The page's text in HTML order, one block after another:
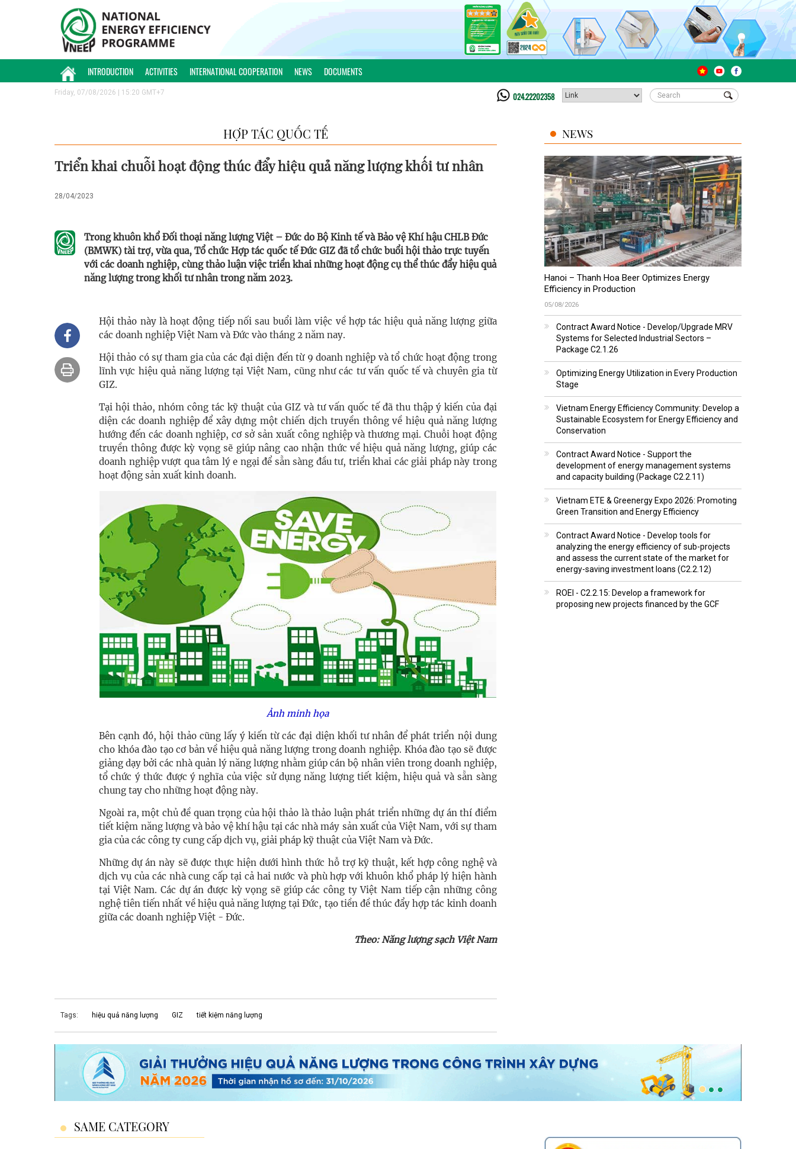
INTRODUCTION ACTIVITIES INTERNATIONAL COOPERATION NEWS DOCUMENTS
Friday, 07/08/2026 | 15:20 GMT+7 024.22202358
HỢP TÁC QUỐC TẾ
Triển khai chuỗi hoạt động thúc đẩy hiệu quả năng lượng khối tư nhân
28/04/2023
Trong khuôn khổ Đối thoại năng lượng Việt – Đức do Bộ Kinh tế và Bảo vệ Khí hậu CHLB Đức
(BMWK) tài trợ, vừa qua, Tổ chức Hợp tác quốc tế Đức GIZ đã tổ chức buổi hội thảo trực tuyến
với các doanh nghiệp, cùng thảo luận việc triển khai những hoạt động cụ thể thúc đẩy hiệu quả
năng lượng trong khối tư nhân trong năm 2023.
​Hội thảo này là hoạt động tiếp nối sau buổi làm việc về hợp tác hiệu quả năng lượng giữa
các doanh nghiệp Việt Nam và Đức vào tháng 2 năm nay.
Hội thảo có sự tham gia của các đại diện đến từ 9 doanh nghiệp và tổ chức hoạt động trong
lĩnh vực hiệu quả năng lượng tại Việt Nam, cũng như các tư vấn quốc tế và chuyên gia từ
GIZ.
Tại hội thảo, nhóm công tác kỹ thuật của GIZ và tư vấn quốc tế đã thu thập ý kiến của đại
diện các doanh nghiệp để xây dựng một chiến dịch truyền thông về hiệu quả năng lượng
hướng đến các doanh nghiệp, cơ sở sản xuất công nghiệp và thương mại. Chuỗi hoạt động
truyền thông được kỳ vọng sẽ giúp nâng cao nhận thức về hiệu quả năng lượng, giúp các
doanh nghiệp vượt qua tâm lý e ngại để sẵn sàng đầu tư, triển khai các giải pháp này trong
hoạt động sản xuất kinh doanh.
Ảnh minh họa
Bên cạnh đó, hội thảo cũng lấy ý kiến từ các đại diện khối tư nhân để phát triển nội dung
cho khóa đào tạo cơ bản về hiệu quả năng lượng trong doanh nghiệp. Khóa đào tạo sẽ được
giảng dạy bởi các nhà quản lý năng lượng nhằm giúp cán bộ nhân viên trong doanh nghiệp,
tổ chức ý thức được ý nghĩa của việc sử dụng năng lượng tiết kiệm, hiệu quả và sẵn sàng
chung tay cho những hoạt động này.
Ngoài ra, một chủ đề quan trọng của hội thảo là thảo luận phát triển những dự án thí điểm
tiết kiệm năng lượng và bảo vệ khí hậu tại các nhà máy sản xuất của Việt Nam, với sự tham
gia của các công ty cung cấp dịch vụ, giải pháp kỹ thuật của Việt Nam và Đức.
Những dự án này sẽ được thực hiện dưới hình thức hỗ trợ kỹ thuật, kết hợp công nghệ và
dịch vụ của các nhà cung cấp tại cả hai nước và phù hợp với khuôn khổ pháp lý hiện hành
tại Việt Nam. Các dự án được kỳ vọng sẽ giúp các công ty Việt Nam tiếp cận những công
nghệ tiên tiến nhất về hiệu quả năng lượng tại Đức, tạo tiền đề thúc đẩy hợp tác kinh doanh
giữa các doanh nghiệp Việt - Đức.
Theo: Năng lượng sạch Việt Nam
Tags: hiệu quả năng lượng GIZ tiết kiệm năng lượng
NEWS
Hanoi – Thanh Hoa Beer Optimizes Energy
Efficiency in Production
05/08/2026
Contract Award Notice - Develop/Upgrade MRV
Systems for Selected Industrial Sectors –
Package C2.1.26
Optimizing Energy Utilization in Every Production
Stage
Vietnam Energy Efficiency Community: Develop a
Sustainable Ecosystem for Energy Efficiency and
Conservation
Contract Award Notice - Support the
development of energy management systems
and capacity building (Package C2.2.11)
Vietnam ETE & Greenergy Expo 2026: Promoting
Green Transition and Energy Efficiency
Contract Award Notice - Develop tools for
analyzing the energy efficiency of sub-projects
and assess the current state of the market for
energy-saving investment loans (C2.2.12)
ROEI - C2.2.15: Develop a framework for
proposing new projects financed by the GCF
SAME CATEGORY